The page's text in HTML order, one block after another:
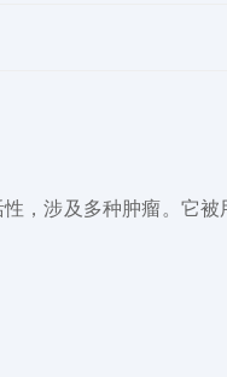
，涉及多种肿瘤。它